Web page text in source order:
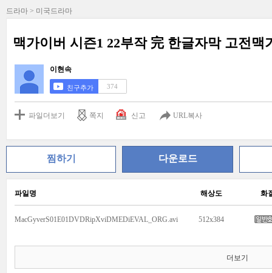
드라마 > 미국드라마
맥가이버 시즌1 22부작 完 한글자막 고전맥
이현속
친구추가 374
파일더보기 쪽지 신고 URL복사
찜하기 다운로드
파일명 해상도 화
MacGyverS01E01DVDRipXviDMEDiEVAL_ORG.avi 512x384
더보기